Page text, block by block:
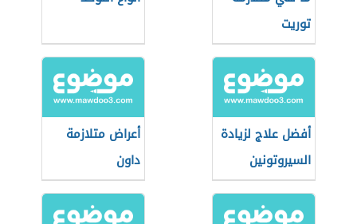
توريت
أفضل علاج لزيادة
السيروتونين
أعراض متلازمة
داون